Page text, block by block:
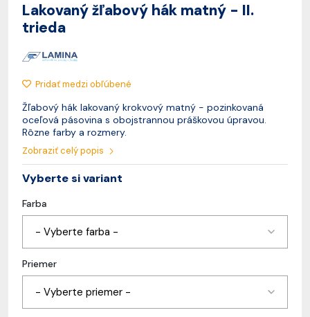
Lakovaný žľabový hák matný - II.
trieda
Pridať medzi obľúbené
Žľabový hák lakovaný krokvový matný - pozinkovaná
oceľová pásovina s obojstrannou práškovou úpravou.
Rôzne farby a rozmery.
Zobraziť celý popis
Vyberte si variant
Farba
- Vyberte farba -
Priemer
- Vyberte priemer -